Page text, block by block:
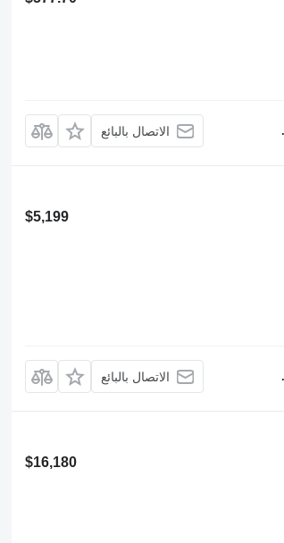
الاتصال بالبائع
$5,199
الاتصال بالبائع
$16,180